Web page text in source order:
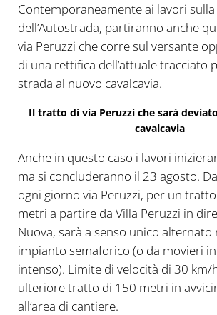
Contemporaneamente ai lavori
dell’Autostrada, partiranno anche
via Peruzzi che corre sul versante
di una rettifica dell’attuale tracciato
strada al nuovo cavalcavia.
Il tratto di via Peruzzi che sarà
cavalcavia
Anche in questo caso i lavori
ma si concluderanno il 23 agosto.
ogni giorno via Peruzzi, per un
metri a partire da Villa Peruzzi in
Nuova, sarà a senso unico alternato
impianto semaforico (o da movieri
intenso). Limite di velocità di 30 km/
ulteriore tratto di 150 metri in
all’area di cantiere.